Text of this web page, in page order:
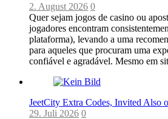
2. August 2026 0
Quer sejam jogos de casino ou
jogadores encontram
plataforma), levando a uma
para aqueles que procuram uma
confiável e agradável. Mesmo em
JeetCity Extra Codes, Invited Also
29. Juli 2026 0